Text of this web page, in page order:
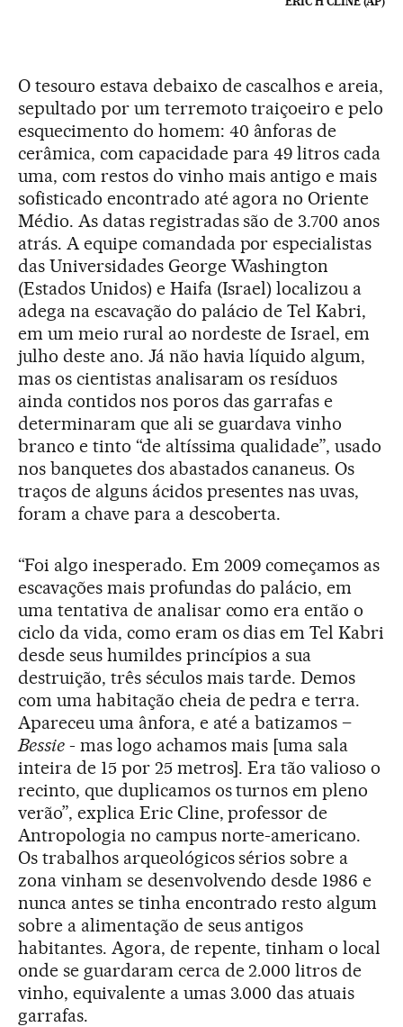
O tesouro estava debaixo de cascalhos e areia,
sepultado por um terremoto traiçoeiro e pelo
esquecimento do homem: 40 ânforas de
cerâmica, com capacidade para 49 litros cada
uma, com restos do vinho mais antigo e mais
sofisticado encontrado até agora no Oriente
Médio. As datas registradas são de 3.700 anos
atrás. A equipe comandada por especialistas
das Universidades George Washington
(Estados Unidos) e Haifa (Israel) localizou a
adega na escavação do palácio de Tel Kabri,
em um meio rural ao nordeste de Israel, em
julho deste ano. Já não havia líquido algum,
mas os cientistas analisaram os resíduos
ainda contidos nos poros das garrafas e
determinaram que ali se guardava vinho
branco e tinto “de altíssima qualidade”, usado
nos banquetes dos abastados cananeus. Os
traços de alguns ácidos presentes nas uvas,
foram a chave para a descoberta.
“Foi algo inesperado. Em 2009 começamos as
escavações mais profundas do palácio, em
uma tentativa de analisar como era então o
ciclo da vida, como eram os dias em Tel Kabri
desde seus humildes princípios a sua
destruição, três séculos mais tarde. Demos
com uma habitação cheia de pedra e terra.
Apareceu uma ânfora, e até a batizamos –
Bessie- mas logo achamos mais [uma sala
inteira de 15 por 25 metros]. Era tão valioso o
recinto, que duplicamos os turnos em pleno
verão”, explica Eric Cline, professor de
Antropologia no campus norte-americano.
Os trabalhos arqueológicos sérios sobre a
zona vinham se desenvolvendo desde 1986 e
nunca antes se tinha encontrado resto algum
sobre a alimentação de seus antigos
habitantes. Agora, de repente, tinham o local
onde se guardaram cerca de 2.000 litros de
vinho, equivalente a umas 3.000 das atuais
garrafas.